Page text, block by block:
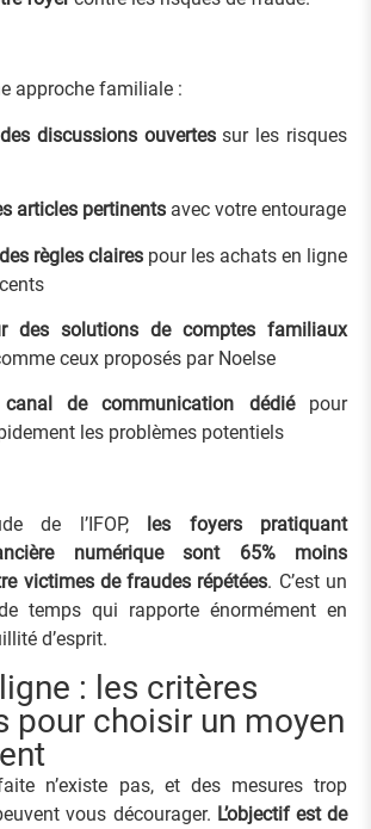
approche familiale :
discussions ouvertessur les risques
articles pertinents avec votre entourage
règles claires pour les achats en ligne
des solutions de comptes familiaux
ceux proposés par Noelse
de communication dédiépour
les problèmes potentiels
de l’IFOP,
les foyers pratiquant
numérique sont 65% moins
victimes de fraudes répétées. C’est un
temps qui rapporte énormément en
d’esprit.
: les critères
pour choisir un moyen
n’existe pas, et des mesures trop
vous décourager. L’objectif est de